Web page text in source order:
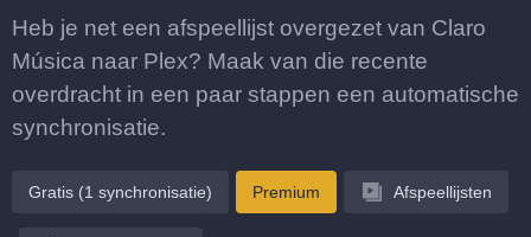
Heb je net een afspeellijst overgezet van Claro
Música naar Plex? Maak van die recente
overdracht in een paar stappen een automatische
synchronisatie.
Gratis (1 synchronisatie) Premium Afspeellijsten